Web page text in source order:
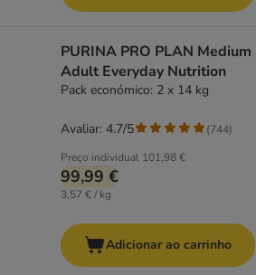
PURINA PRO PLAN Medium
Adult Everyday Nutrition
Pack económico: 2 x 14 kg
Preço individual 101,98 €
99,99 €
3,57 € / kg
Avaliar: 4.7/5 (744)
Adicionar ao carrinho